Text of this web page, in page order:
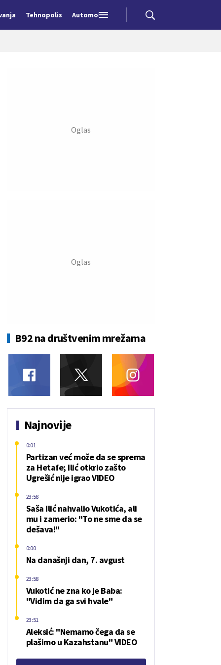
Tehnopolis Automobili
B92 na društvenim mrežama
Najnovije
Partizan već može da se sprema
za Hetafe; Ilić otkrio zašto
Ugrešić nije igrao VIDEO
0:01
Saša Ilić nahvalio Vukotića, ali
mu i zamerio: "To ne sme da se
dešava!"
23:58
Na današnji dan, 7. avgust
0:00
Vukotić ne zna ko je Baba:
"Vidim da ga svi hvale"
23:58
Aleksić: "Nemamo čega da se
plašimo u Kazahstanu" VIDEO
23:51